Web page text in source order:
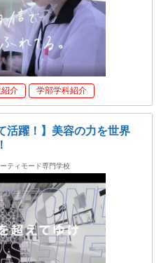
介 学部学科紹介
活躍！】美容の力を世界
ティモード専門学校